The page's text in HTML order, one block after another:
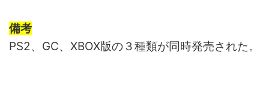
備考
PS2、GC、XBOX版の３種類が同時発売された。